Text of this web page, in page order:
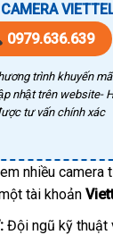
0979.636.639
trình khuyến
nhật trên website-
tư vấn chính xác
nhiều camera
tài khoản
Đội ngũ kỹ thuật